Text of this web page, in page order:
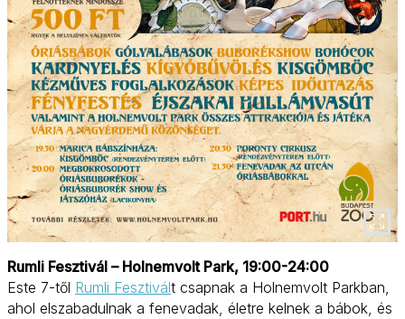
Rumli Fesztivál – Holnemvolt Park, 19:00-24:00
Este 7-től Rumli Fesztivált csapnak a Holnemvolt Parkban,
ahol elszabadulnak a fenevadak, életre kelnek a bábok, és